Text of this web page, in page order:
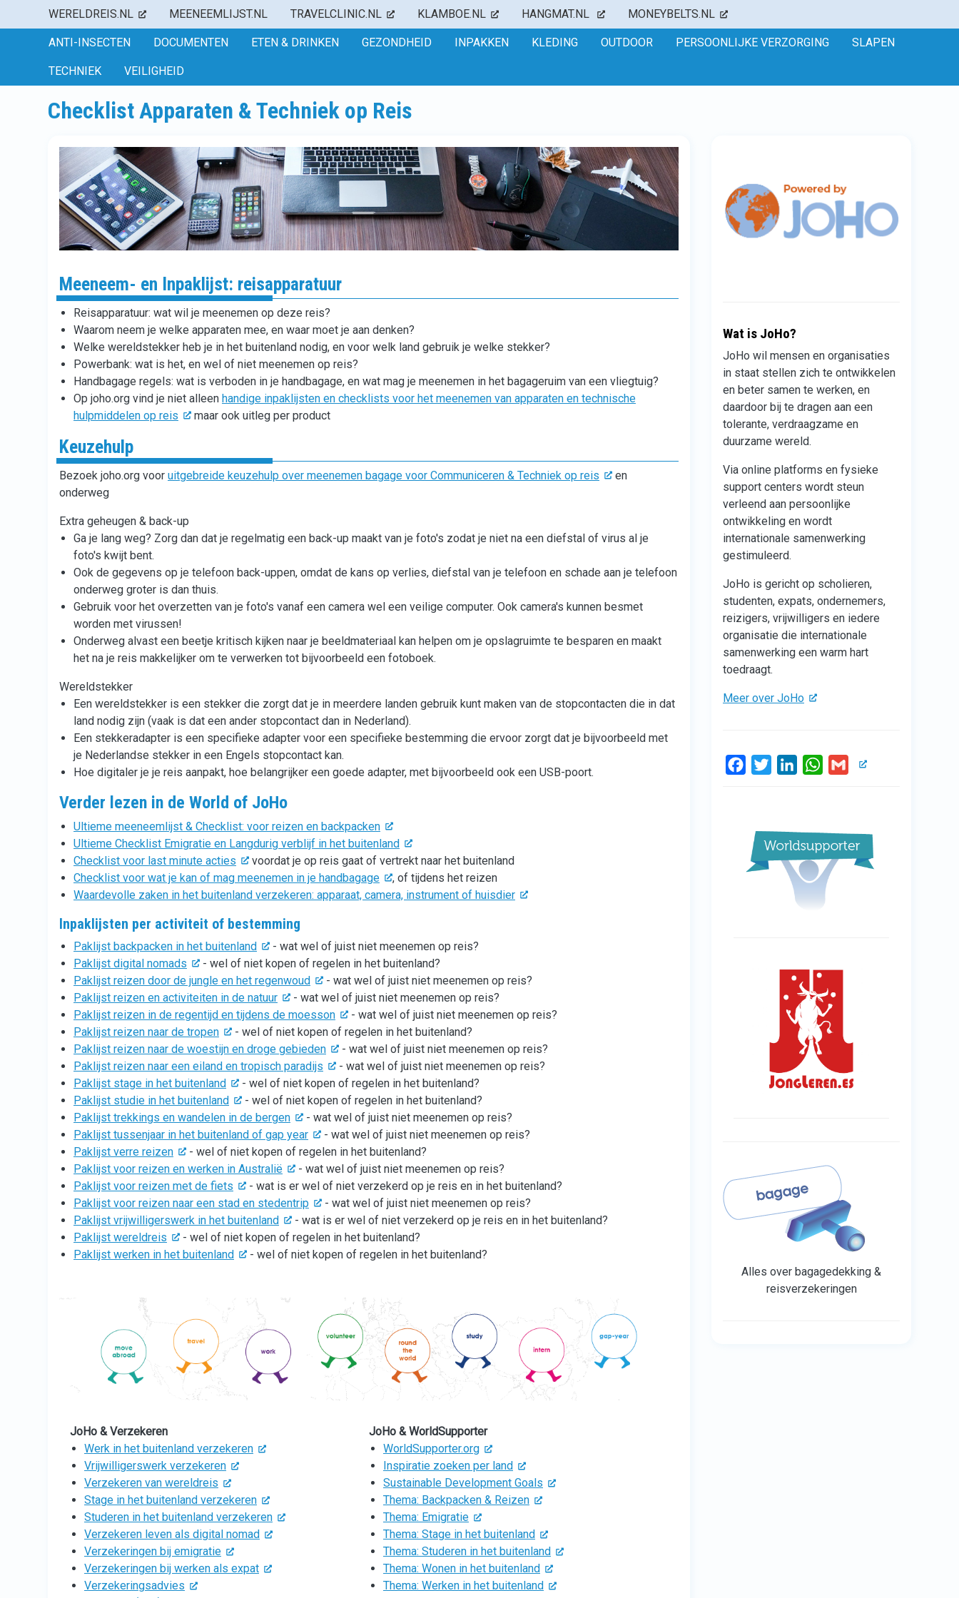
WERELDREIS.NL MEENEEMLIJST.NL TRAVELCLINIC.NL KLAMBOE.NL HANGMAT.NL MONEYBELTS.NL
ANTI-INSECTEN DOCUMENTEN ETEN & DRINKEN GEZONDHEID INPAKKEN KLEDING OUTDOOR PERSOONLIJKE VERZORGING SLAPEN
TECHNIEK VEILIGHEID
Checklist Apparaten & Techniek op Reis
Meeneem- en Inpaklijst: reisapparatuur
Reisapparatuur: wat wil je meenemen op deze reis?
Waarom neem je welke apparaten mee, en waar moet je aan denken?
Welke wereldstekker heb je in het buitenland nodig, en voor welk land gebruik je welke stekker?
Powerbank: wat is het, en wel of niet meenemen op reis?
Handbagage regels: wat is verboden in je handbagage, en wat mag je meenemen in het bagageruim van een vliegtuig?
Op joho.org vind je niet alleen handige inpaklijsten en checklists voor het meenemen van apparaten en technische
hulpmiddelen op reis
maar ook uitleg per product
Keuzehulp
Bezoek joho.org voor uitgebreide keuzehulp over meenemen bagage voor Communiceren & Techniek op reis
en
onderweg
Extra geheugen & back-up
Ga je lang weg? Zorg dan dat je regelmatig een back-up maakt van je foto's zodat je niet na een diefstal of virus al je
foto's kwijt bent.
Ook de gegevens op je telefoon back-uppen, omdat de kans op verlies, diefstal van je telefoon en schade aan je telefoon
onderweg groter is dan thuis.
Gebruik voor het overzetten van je foto's vanaf een camera wel een veilige computer. Ook camera's kunnen besmet
worden met virussen!
Onderweg alvast een beetje kritisch kijken naar je beeldmateriaal kan helpen om je opslagruimte te besparen en maakt
het na je reis makkelijker om te verwerken tot bijvoorbeeld een fotoboek.
Wereldstekker
Een wereldstekker is een stekker die zorgt dat je in meerdere landen gebruik kunt maken van de stopcontacten die in dat
land nodig zijn (vaak is dat een ander stopcontact dan in Nederland).
Een stekkeradapter is een specifieke adapter voor een specifieke bestemming die ervoor zorgt dat je bijvoorbeeld met
je Nederlandse stekker in een Engels stopcontact kan.
Hoe digitaler je je reis aanpakt, hoe belangrijker een goede adapter, met bijvoorbeeld ook een USB-poort.
Verder lezen in de World of JoHo
Ultieme meeneemlijst & Checklist: voor reizen en backpacken
Ultieme Checklist Emigratie en Langdurig verblijf in het buitenland
Checklist voor last minute acties
voordat je op reis gaat of vertrekt naar het buitenland
Checklist voor wat je kan of mag meenemen in je handbagage
, of tijdens het reizen
Waardevolle zaken in het buitenland verzekeren: apparaat, camera, instrument of huisdier
Inpaklijsten per activiteit of bestemming
Paklijst backpacken in het buitenland
- wat wel of juist niet meenemen op reis?
Paklijst digital nomads
- wel of niet kopen of regelen in het buitenland?
Paklijst reizen door de jungle en het regenwoud
- wat wel of juist niet meenemen op reis?
Paklijst reizen en activiteiten in de natuur
- wat wel of juist niet meenemen op reis?
Paklijst reizen in de regentijd en tijdens de moesson
- wat wel of juist niet meenemen op reis?
Paklijst reizen naar de tropen
- wel of niet kopen of regelen in het buitenland?
Paklijst reizen naar de woestijn en droge gebieden
- wat wel of juist niet meenemen op reis?
Paklijst reizen naar een eiland en tropisch paradijs
- wat wel of juist niet meenemen op reis?
Paklijst stage in het buitenland
- wel of niet kopen of regelen in het buitenland?
Paklijst studie in het buitenland
- wel of niet kopen of regelen in het buitenland?
Paklijst trekkings en wandelen in de bergen
- wat wel of juist niet meenemen op reis?
Paklijst tussenjaar in het buitenland of gap year
- wat wel of juist niet meenemen op reis?
Paklijst verre reizen
- wel of niet kopen of regelen in het buitenland?
Paklijst voor reizen en werken in Australië
- wat wel of juist niet meenemen op reis?
Paklijst voor reizen met de fiets
- wat is er wel of niet verzekerd op je reis en in het buitenland?
Paklijst voor reizen naar een stad en stedentrip
- wat wel of juist niet meenemen op reis?
Paklijst vrijwilligerswerk in het buitenland
- wat is er wel of niet verzekerd op je reis en in het buitenland?
Paklijst wereldreis
- wel of niet kopen of regelen in het buitenland?
Paklijst werken in het buitenland
- wel of niet kopen of regelen in het buitenland?
JoHo & Verzekeren
Werk in het buitenland verzekeren
Vrijwilligerswerk verzekeren
Verzekeren van wereldreis
Stage in het buitenland verzekeren
Studeren in het buitenland verzekeren
Verzekeren leven als digital nomad
Verzekeringen bij emigratie
Verzekeringen bij werken als expat
Verzekeringsadvies
JoHo & WorldSupporter
WorldSupporter.org
Inspiratie zoeken per land
Sustainable Development Goals
Thema: Backpacken & Reizen
Thema: Emigratie
Thema: Stage in het buitenland
Thema: Studeren in het buitenland
Thema: Wonen in het buitenland
Thema: Werken in het buitenland
Wat is JoHo?
JoHo wil mensen en organisaties
in staat stellen zich te ontwikkelen
en beter samen te werken, en
daardoor bij te dragen aan een
tolerante, verdraagzame en
duurzame wereld.
Via online platforms en fysieke
support centers wordt steun
verleend aan persoonlijke
ontwikkeling en wordt
internationale samenwerking
gestimuleerd.
JoHo is gericht op scholieren,
studenten, expats, ondernemers,
reizigers, vrijwilligers en iedere
organisatie die internationale
samenwerking een warm hart
toedraagt.
Meer over JoHo
FacebookTwitterLinkedInWhatsApp
Gmail
Alles over bagagedekking &
reisverzekeringen